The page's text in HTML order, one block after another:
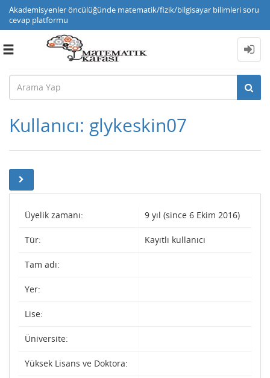
Akademisyenler öncülüğünde matematik/fizik/bilgisayar bilimleri soru
cevap platformu
Toggle
Kullanıcı: glykeskin07
Üyelik zamanı: 9 yıl (since 6 Ekim 2016)
Tür: Kayıtlı kullanıcı
Tam adı:
Yer:
Lise:
Üniversite:
Yüksek Lisans ve Doktora: